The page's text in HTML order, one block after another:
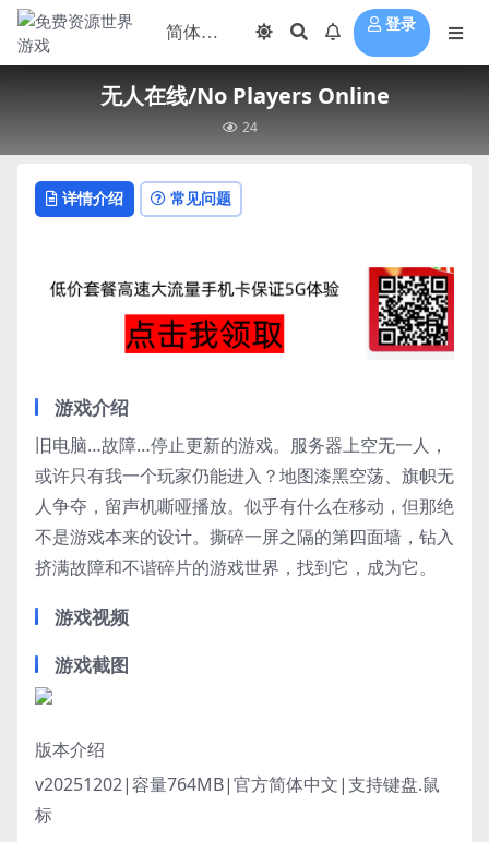
登录
无人在线/No Players Online
24
详情介绍 常见问题
游戏介绍
旧电脑…故障…停止更新的游戏。服务器上空无一人，
或许只有我一个玩家仍能进入？地图漆黑空荡、旗帜无
人争夺，留声机嘶哑播放。似乎有什么在移动，但那绝
不是游戏本来的设计。撕碎一屏之隔的第四面墙，钻入
挤满故障和不谐碎片的游戏世界，找到它，成为它。
游戏视频
游戏截图
版本介绍
v20251202|容量764MB|官方简体中文|支持键盘.鼠
标